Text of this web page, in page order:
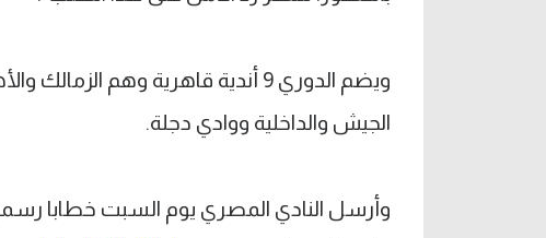
ويضم الدوري 9 أندية قاهرية وهم
الجيش والداخلية ووادي دجلة.
وأرسل النادي المصري يوم السبت خطابا رسميا